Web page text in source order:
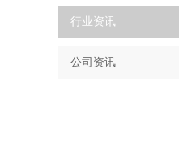
行业资讯
公司资讯